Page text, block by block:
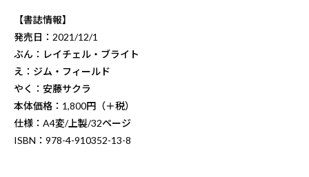
【書誌情報】
発売日：2021/12/1
ぶん：レイチェル・ブライト
え：ジム・フィールド
やく：安藤サクラ
本体価格：1,800円（＋税）
仕様：A4変/上製/32ページ
ISBN：978-4-910352-13-8